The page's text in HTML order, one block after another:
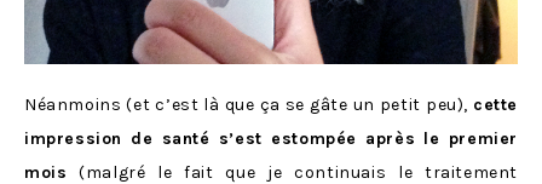
Néanmoins (et c’est là que ça se gâte un petit peu), cette
impression de santé s’est estompée après le premier
mois (malgré le fait que je continuais le traitement